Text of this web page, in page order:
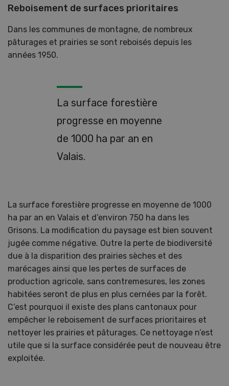
Reboisement de surfaces prioritaires
Dans les communes de montagne, de nombreux
pâturages et prairies se sont reboisés depuis les
années 1950.
La surface forestière
progresse en moyenne
de 1000 ha par an en
Valais.
La surface forestière progresse en moyenne de 1000
ha par an en Valais et d’environ 750 ha dans les
Grisons. La modification du paysage est bien souvent
jugée comme négative. Outre la perte de biodiversité
due à la disparition des prairies sèches et des
marécages ainsi que les pertes de surfaces de
production agricole, sans contremesures, les zones
habitées seront de plus en plus cernées par la forêt.
C’est pourquoi il existe des plans cantonaux pour
empêcher le reboisement de surfaces prioritaires et
nettoyer les prairies et pâturages. Ce nettoyage n’est
utile que si la surface considérée peut de nouveau être
exploitée.